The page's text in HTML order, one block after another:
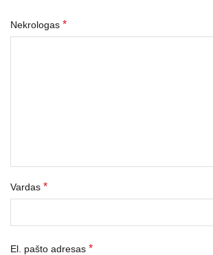
Nekrologas *
Vardas *
El. pašto adresas *